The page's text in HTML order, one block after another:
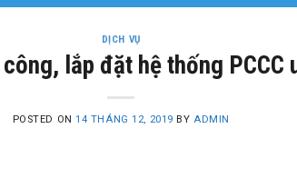
DỊCH VỤ
lắp đặt hệ thống PCCC
POSTED ON14 THÁNG 12, 2019 BY ADMIN